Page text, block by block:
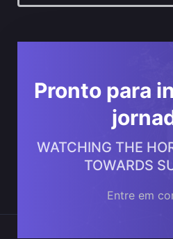
Pronto para
WATCHING THE
TOWARDS
Entre em